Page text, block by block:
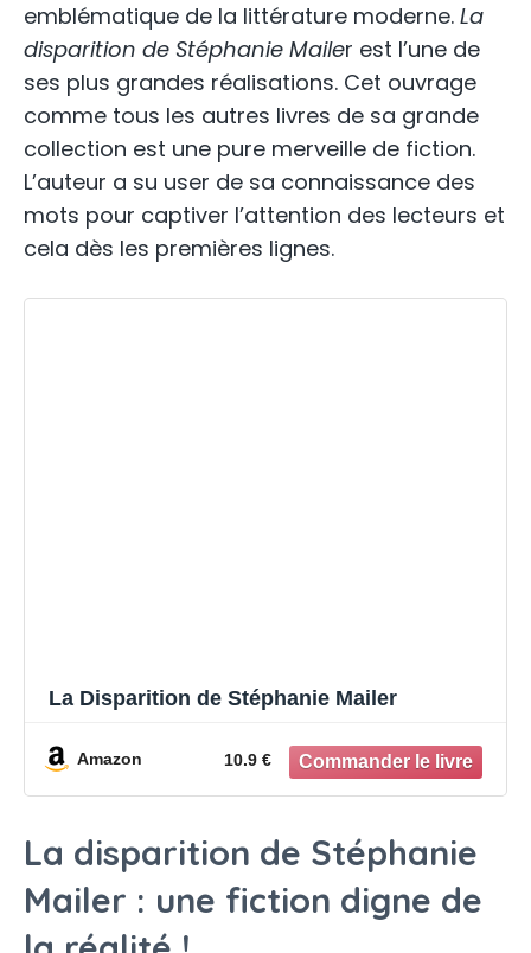
emblématique de la littérature moderne. La
disparition de Stéphanie Mailer est l’une de
ses plus grandes réalisations. Cet ouvrage
comme tous les autres livres de sa grande
collection est une pure merveille de fiction.
L’auteur a su user de sa connaissance des
mots pour captiver l’attention des lecteurs et
cela dès les premières lignes.
La Disparition de Stéphanie Mailer
Amazon 10.9 €
La disparition de Stéphanie
Mailer : une fiction digne de